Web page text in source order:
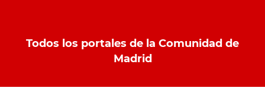
Todos los portales de la Comunidad de
Madrid